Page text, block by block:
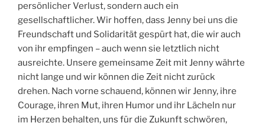
persönlicher Verlust, sondern auch ein
gesellschaftlicher. Wir hoffen, dass Jenny bei uns die
Freundschaft und Solidarität gespürt hat, die wir auch
von ihr empfingen – auch wenn sie letztlich nicht
ausreichte. Unsere gemeinsame Zeit mit Jenny währte
nicht lange und wir können die Zeit nicht zurück
drehen. Nach vorne schauend, können wir Jenny, ihre
Courage, ihren Mut, ihren Humor und ihr Lächeln nur
im Herzen behalten, uns für die Zukunft schwören,